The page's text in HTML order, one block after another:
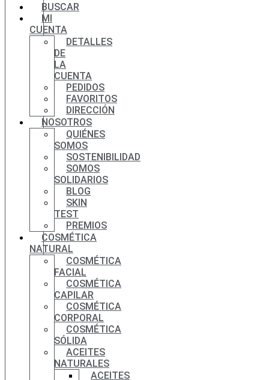
BUSCAR
MI
CUENTA
DETALLES
DE
LA
CUENTA
PEDIDOS
FAVORITOS
DIRECCIÓN
NOSOTROS
QUIÉNES
SOMOS
SOSTENIBILIDAD
SOMOS
SOLIDARIOS
BLOG
SKIN
TEST
PREMIOS
COSMÉTICA
NATURAL
COSMÉTICA
FACIAL
COSMÉTICA
CAPILAR
COSMÉTICA
CORPORAL
COSMÉTICA
SÓLIDA
ACEITES
NATURALES
ACEITES